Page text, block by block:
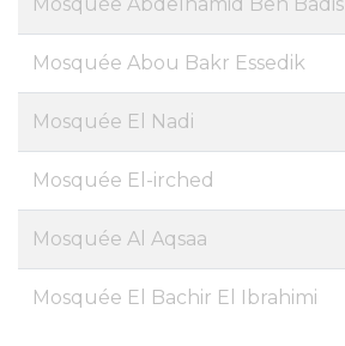
Mosquée Abdelhamid Ben Badis
Mosquée Abou Bakr Essedik
Mosquée El Nadi
Mosquée El-irched
Mosquée Al Aqsaa
Mosquée El Bachir El Ibrahimi